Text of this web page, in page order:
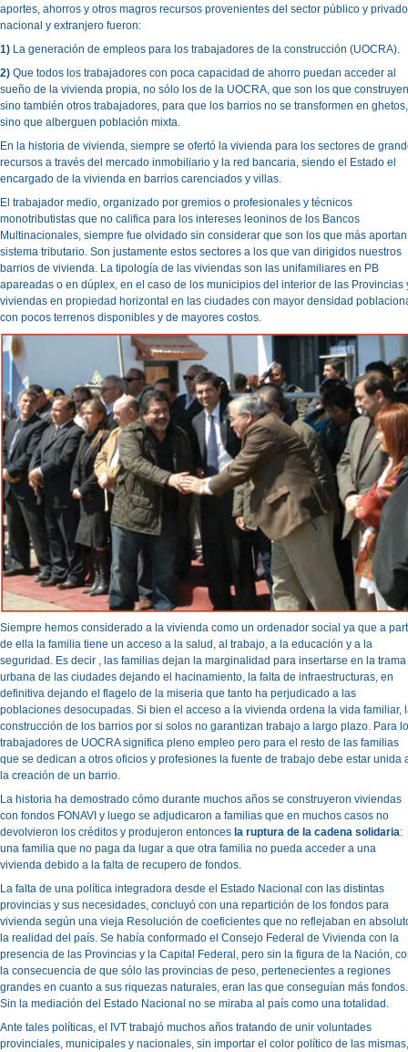
aportes, ahorros y otros magros recursos provenientes del sector público y
nacional y extranjero fueron:
1) La generación de empleos para los trabajadores de la construcción (UOCRA).
2) Que todos los trabajadores con poca capacidad de ahorro puedan acceder al
sueño de la vivienda propia, no sólo los de la UOCRA, que son los que
sino también otros trabajadores, para que los barrios no se transformen en ghetos,
sino que alberguen población mixta.
En la historia de vivienda, siempre se ofertó la vivienda para los sectores de
recursos a través del mercado inmobiliario y la red bancaria, siendo el Estado el
encargado de la vivienda en barrios carenciados y villas.
El trabajador medio, organizado por gremios o profesionales y técnicos
monotributistas que no califica para los intereses leoninos de los Bancos
Multinacionales, siempre fue olvidado sin considerar que son los que más
sistema tributario. Son justamente estos sectores a los que van dirigidos nuestros
barrios de vivienda. La tipología de las viviendas son las unifamiliares en PB
apareadas o en dúplex, en el caso de los municipios del interior de las Provincias
viviendas en propiedad horizontal en las ciudades con mayor densidad
con pocos terrenos disponibles y de mayores costos.
Siempre hemos considerado a la vivienda como un ordenador social ya que a
de ella la familia tiene un acceso a la salud, al trabajo, a la educación y a la
seguridad. Es decir , las familias dejan la marginalidad para insertarse en la trama
urbana de las ciudades dejando el hacinamiento, la falta de infraestructuras, en
definitiva dejando el flagelo de la miseria que tanto ha perjudicado a las
poblaciones desocupadas. Si bien el acceso a la vivienda ordena la vida familiar,
construcción de los barrios por si solos no garantizan trabajo a largo plazo. Para
trabajadores de UOCRA significa pleno empleo pero para el resto de las familias
que se dedican a otros oficios y profesiones la fuente de trabajo debe estar unida
la creación de un barrio.
La historia ha demostrado cómo durante muchos años se construyeron viviendas
con fondos FONAVI y luego se adjudicaron a familias que en muchos casos no
devolvieron los créditos y produjeron entonces la ruptura de la cadena solidaria:
una familia que no paga da lugar a que otra familia no pueda acceder a una
vivienda debido a la falta de recupero de fondos.
La falta de una política integradora desde el Estado Nacional con las distintas
provincias y sus necesidades, concluyó con una repartición de los fondos para
vivienda según una vieja Resolución de coeficientes que no reflejaban en
la realidad del país. Se había conformado el Consejo Federal de Vivienda con la
presencia de las Provincias y la Capital Federal, pero sin la figura de la Nación,
la consecuencia de que sólo las provincias de peso, pertenecientes a regiones
grandes en cuanto a sus riquezas naturales, eran las que conseguían más fondos.
Sin la mediación del Estado Nacional no se miraba al país como una totalidad.
Ante tales políticas, el IVT trabajó muchos años tratando de unir voluntades
provinciales, municipales y nacionales, sin importar el color político de las mismas,